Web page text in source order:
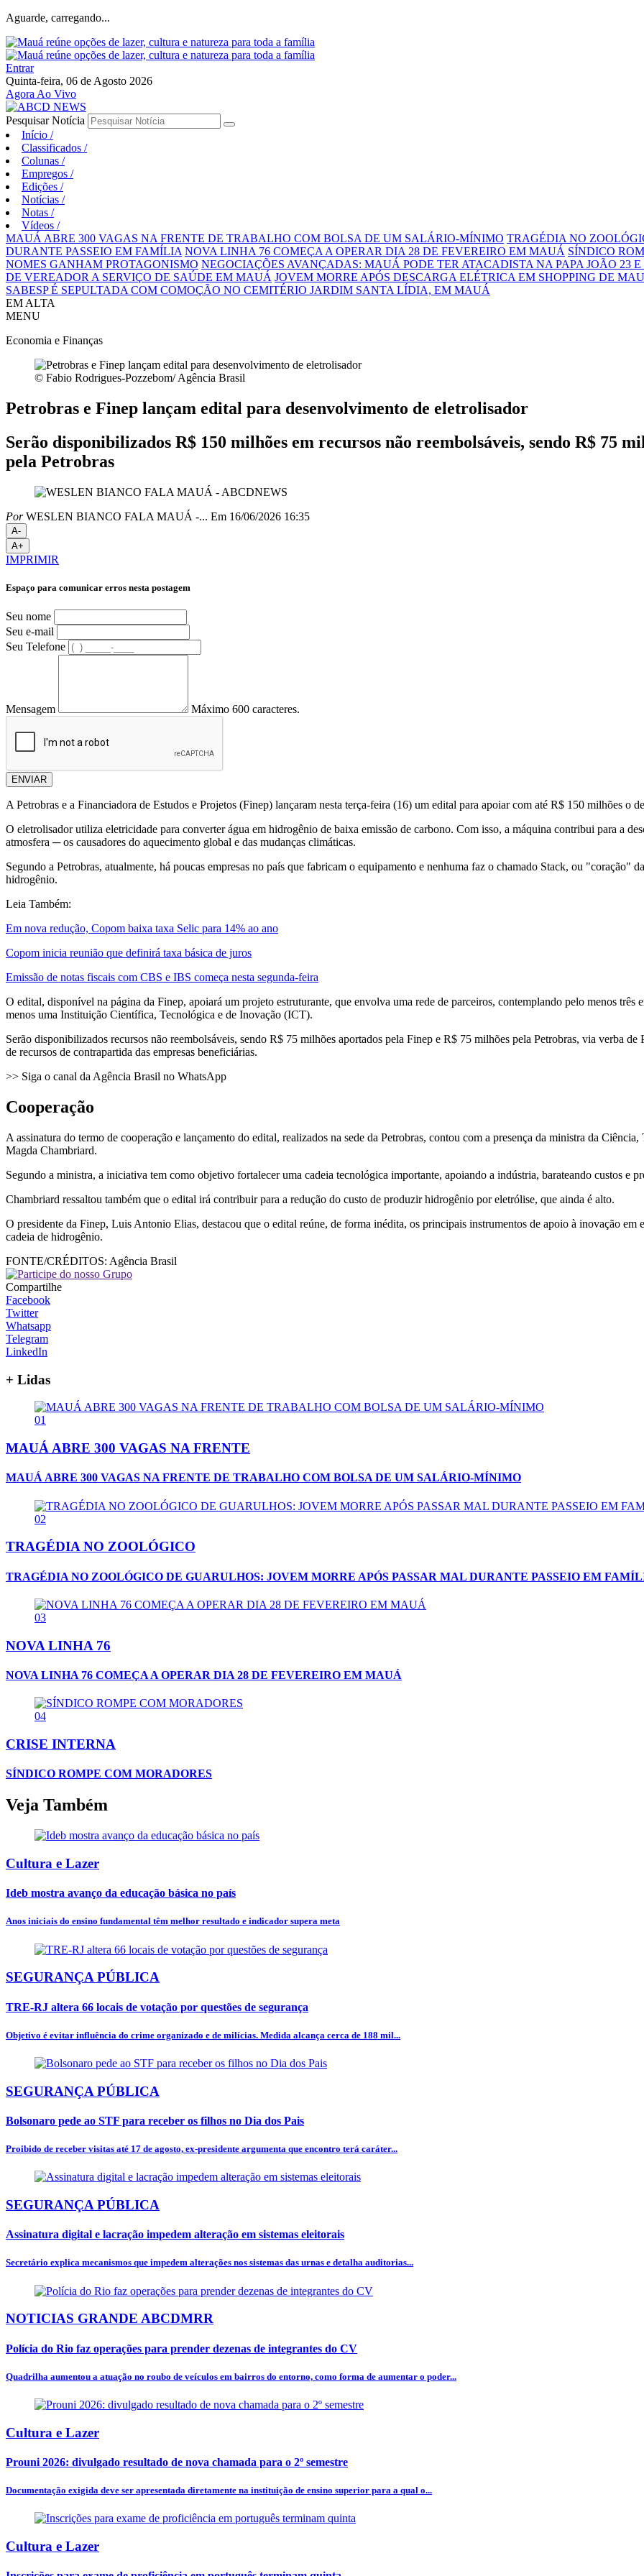
Aguarde, carregando...
Entrar
Quinta-feira, 06 de Agosto 2026
Agora Ao Vivo
Pesquisar Notícia
Início /
Classificados /
Colunas /
Empregos /
Edições /
Notícias /
Notas /
Vídeos /
MAUÁ ABRE 300 VAGAS NA FRENTE DE TRABALHO COM BOLSA DE UM SALÁRIO-MÍNIMO TRAGÉDIA NO
DURANTE PASSEIO EM FAMÍLIA NOVA LINHA 76 COMEÇA A OPERAR DIA 28 DE FEVEREIRO EM MAUÁ SÍNDICO
NOMES GANHAM PROTAGONISMO NEGOCIAÇÕES AVANÇADAS: MAUÁ PODE TER ATACADISTA NA PAPA JOÃO 23
DE VEREADOR A SERVIÇO DE SAÚDE EM MAUÁ JOVEM MORRE APÓS DESCARGA ELÉTRICA EM SHOPPING DE
SABESP É SEPULTADA COM COMOÇÃO NO CEMITÉRIO JARDIM SANTA LÍDIA, EM MAUÁ
EM ALTA
MENU
Economia e Finanças
© Fabio Rodrigues-Pozzebom/ Agência Brasil
Petrobras e Finep lançam edital para desenvolvimento de eletrolisador
Serão disponibilizados R$ 150 milhões em recursos não reembolsáveis, sendo R$ 75
pela Petrobras
PorWESLEN BIANCO FALA MAUÁ -... Em 16/06/2026 16:35
A-
A+
IMPRIMIR
Espaço para comunicar erros nesta postagem
Seu nome
Seu e-mail
Seu Telefone
Mensagem Máximo 600 caracteres.
ENVIAR
A Petrobras e a Financiadora de Estudos e Projetos (Finep) lançaram nesta terça-feira (16) um edital para apoiar com até R$ 150 milhões o
O eletrolisador utiliza eletricidade para converter água em hidrogênio de baixa emissão de carbono. Com isso, a máquina contribui para a
atmosfera ─ os causadores do aquecimento global e das mudanças climáticas.
Segundo a Petrobras, atualmente, há poucas empresas no país que fabricam o equipamento e nenhuma faz o chamado Stack, ou "coração"
hidrogênio.
Leia Também:
Em nova redução, Copom baixa taxa Selic para 14% ao ano
Copom inicia reunião que definirá taxa básica de juros
Emissão de notas fiscais com CBS e IBS começa nesta segunda-feira
O edital, disponível na página da Finep, apoiará um projeto estruturante, que envolva uma rede de parceiros, contemplando pelo menos
menos uma Instituição Científica, Tecnológica e de Inovação (ICT).
Serão disponibilizados recursos não reembolsáveis, sendo R$ 75 milhões aportados pela Finep e R$ 75 milhões pela Petrobras, via verba
de recursos de contrapartida das empresas beneficiárias.
>> Siga o canal da Agência Brasil no WhatsApp
Cooperação
A assinatura do termo de cooperação e lançamento do edital, realizados na sede da Petrobras, contou com a presença da ministra da
Magda Chambriard.
Segundo a ministra, a iniciativa tem como objetivo fortalecer uma cadeia tecnológica importante, apoiando a indústria, barateando custos e
Chambriard ressaltou também que o edital irá contribuir para a redução do custo de produzir hidrogênio por eletrólise, que ainda é alto.
O presidente da Finep, Luis Antonio Elias, destacou que o edital reúne, de forma inédita, os principais instrumentos de apoio à inovação
cadeia de hidrogênio.
FONTE/CRÉDITOS: Agência Brasil
Compartilhe
Facebook
Twitter
Whatsapp
Telegram
LinkedIn
+ Lidas
01
MAUÁ ABRE 300 VAGAS NA FRENTE
MAUÁ ABRE 300 VAGAS NA FRENTE DE TRABALHO COM BOLSA DE UM SALÁRIO-MÍNIMO
02
TRAGÉDIA NO ZOOLÓGICO
TRAGÉDIA NO ZOOLÓGICO DE GUARULHOS: JOVEM MORRE APÓS PASSAR MAL DURANTE PASSEIO EM
03
NOVA LINHA 76
NOVA LINHA 76 COMEÇA A OPERAR DIA 28 DE FEVEREIRO EM MAUÁ
04
CRISE INTERNA
SÍNDICO ROMPE COM MORADORES
Veja Também
Cultura e Lazer
Ideb mostra avanço da educação básica no país
Anos iniciais do ensino fundamental têm melhor resultado e indicador supera meta
SEGURANÇA PÚBLICA
TRE-RJ altera 66 locais de votação por questões de segurança
Objetivo é evitar influência do crime organizado e de milícias. Medida alcança cerca de 188 mil...
SEGURANÇA PÚBLICA
Bolsonaro pede ao STF para receber os filhos no Dia dos Pais
Proibido de receber visitas até 17 de agosto, ex-presidente argumenta que encontro terá caráter...
SEGURANÇA PÚBLICA
Assinatura digital e lacração impedem alteração em sistemas eleitorais
Secretário explica mecanismos que impedem alterações nos sistemas das urnas e detalha auditorias...
NOTICIAS GRANDE ABCDMRR
Polícia do Rio faz operações para prender dezenas de integrantes do CV
Quadrilha aumentou a atuação no roubo de veículos em bairros do entorno, como forma de aumentar o poder...
Cultura e Lazer
Prouni 2026: divulgado resultado de nova chamada para o 2º semestre
Documentação exigida deve ser apresentada diretamente na instituição de ensino superior para a qual o...
Cultura e Lazer